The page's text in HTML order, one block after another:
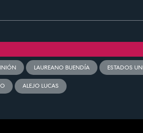
LAUREANO BUENDÍA ESTADOS
ALEJO LUCAS